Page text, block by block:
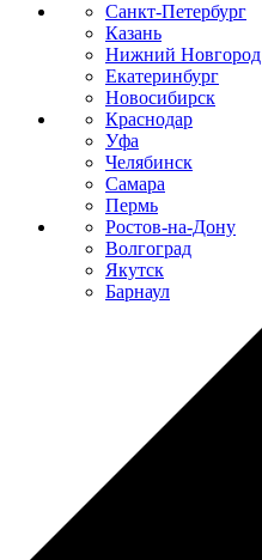
Санкт-Петербург
Казань
Нижний Новгород
Екатеринбург
Новосибирск
Краснодар
Уфа
Челябинск
Самара
Пермь
Ростов-на-Дону
Волгоград
Якутск
Барнаул